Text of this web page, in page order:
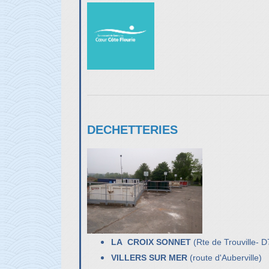
DECHETTERIES
LA CROIX SONNET (Rte de Trouville-
VILLERS SUR MER (route d'Auberville)